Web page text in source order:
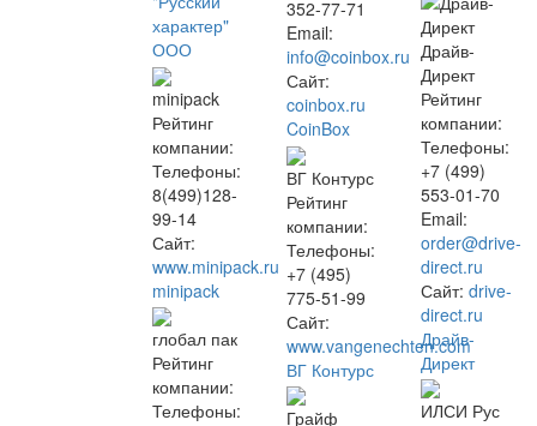
характер"
ООО
minipack
Рейтинг
компании:
Телефоны:
8(499)128-
99-14
Сайт:
www.minipack.ru
minipack
глобал пак
Рейтинг
компании:
Телефоны:
352-77-71
Email:
info@coinbox.ru
Сайт:
coinbox.ru
CoinBox
ВГ Контурс
Рейтинг
компании:
Телефоны:
+7 (495)
775-51-99
Сайт:
www.vangenechten.com
ВГ Контурс
Грайф
Драйв-
Директ
Рейтинг
компании:
Телефоны:
+7 (499)
553-01-70
Email:
order@drive-
direct.ru
Сайт: drive-
direct.ru
Драйв-
Директ
ИЛСИ Рус